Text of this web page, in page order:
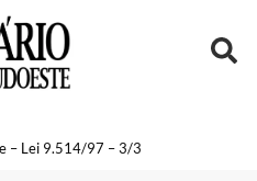
– Lei 9.514/97 – 3/3